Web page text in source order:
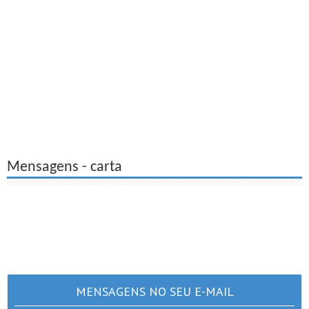
Mensagens - carta
MENSAGENS NO SEU E-MAIL